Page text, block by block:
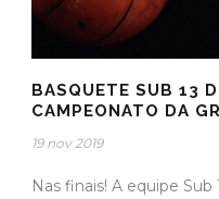
BASQUETE SUB 13
CAMPEONATO DA
19 nov 2019
Nas finais! A equipe